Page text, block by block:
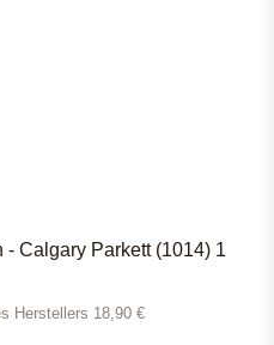
Calgary Parkett (1014) 1
Herstellers 18,90 €